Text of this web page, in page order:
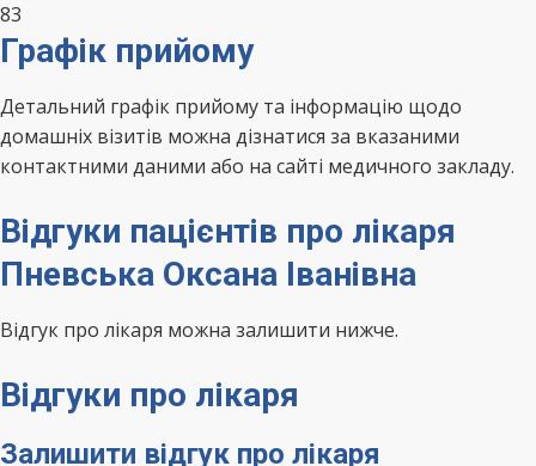
83
Графік прийому
Детальний графік прийому та інформацію щодо
домашніх візитів можна дізнатися за вказаними
контактними даними або на сайті медичного закладу.
Відгуки пацієнтів про лікаря
Пневська Оксана Іванівна
Відгук про лікаря можна залишити нижче.
Відгуки про лікаря
Залишити відгук про лікаря